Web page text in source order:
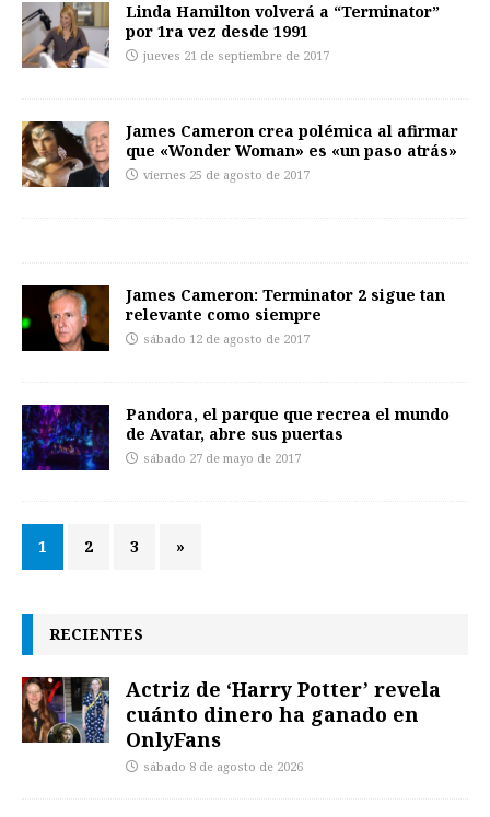
Linda Hamilton volverá a “Terminator”
por 1ra vez desde 1991
jueves 21 de septiembre de 2017
James Cameron crea polémica al afirmar
que «Wonder Woman» es «un paso atrás»
viernes 25 de agosto de 2017
James Cameron: Terminator 2 sigue tan
relevante como siempre
sábado 12 de agosto de 2017
Pandora, el parque que recrea el mundo
de Avatar, abre sus puertas
sábado 27 de mayo de 2017
1 2 3 »
RECIENTES
Actriz de ‘Harry Potter’ revela
cuánto dinero ha ganado en
OnlyFans
sábado 8 de agosto de 2026